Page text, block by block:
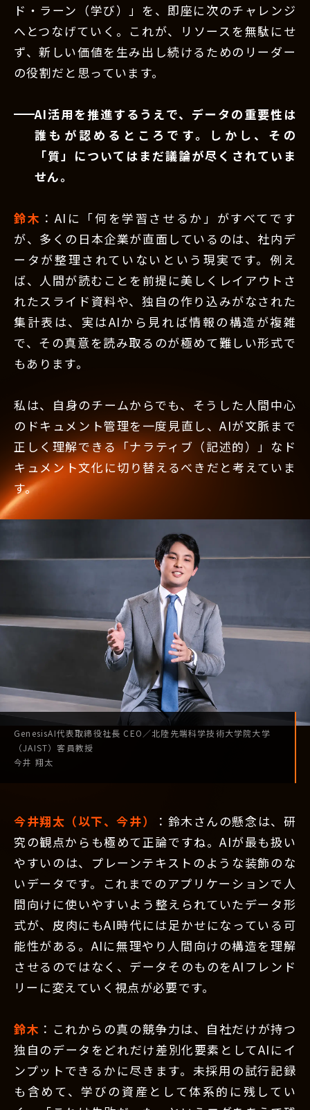
ド・ラーン（学び）」を、即座に次のチャレンジ
へとつなげていく。これが、リソースを無駄にせ
ず、新しい価値を生み出し続けるためのリーダー
の役割だと思っています。
AI活用を推進するうえで、データの重要性は
誰もが認めるところです。しかし、その
「質」についてはまだ議論が尽くされていま
せん。
鈴木 ：AIに「何を学習させるか」がすべてです
が、多くの日本企業が直面しているのは、社内デ
ータが整理されていないという現実です。例え
ば、人間が読むことを前提に美しくレイアウトさ
れたスライド資料や、独自の作り込みがなされた
集計表は、実はAIから見れば情報の構造が複雑
で、その真意を読み取るのが極めて難しい形式で
もあります。
私は、自身のチームからでも、そうした人間中心
のドキュメント管理を一度見直し、AIが文脈まで
正しく理解できる「ナラティブ（記述的）」なド
キュメント文化に切り替えるべきだと考えていま
す。
GenesisAI代表取締役社長 CEO／北陸先端科学技術大学院大学
（JAIST）客員教授
今井 翔太
今井翔太（以下、今井）
：鈴木さんの懸念は、研
究の観点からも極めて正論ですね。AIが最も扱い
やすいのは、プレーンテキストのような装飾のな
いデータです。これまでのアプリケーションで人
間向けに使いやすいよう整えられていたデータ形
式が、皮肉にもAI時代には足かせになっている可
能性がある。AIに無理やり人間向けの構造を理解
させるのではなく、データそのものをAIフレンド
リーに変えていく視点が必要です。
鈴木 ：これからの真の競争力は、自社だけが持つ
独自のデータをどれだけ差別化要素としてAIにイ
ンプットできるかに尽きます。未採用の試行記録
も含めて、学びの資産として体系的に残してい